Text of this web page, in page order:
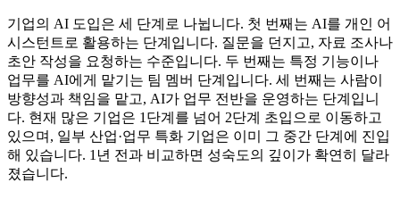
기업의 AI 도입은 세 단계로 나뉩니다. 첫 번째는 AI를 개인 어
시스턴트로 활용하는 단계입니다. 질문을 던지고, 자료 조사나
초안 작성을 요청하는 수준입니다. 두 번째는 특정 기능이나
업무를 AI에게 맡기는 팀 멤버 단계입니다. 세 번째는 사람이
방향성과 책임을 맡고, AI가 업무 전반을 운영하는 단계입니
다. 현재 많은 기업은 1단계를 넘어 2단계 초입으로 이동하고
있으며, 일부 산업·업무 특화 기업은 이미 그 중간 단계에 진입
해 있습니다. 1년 전과 비교하면 성숙도의 깊이가 확연히 달라
졌습니다.